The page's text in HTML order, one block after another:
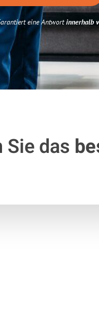
eine Antwortinnerhalb
Sie das